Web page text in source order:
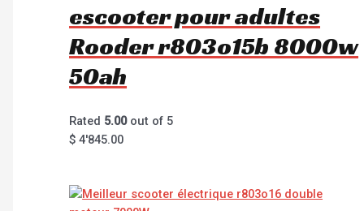
escooter pour adultes
Rooder r803o15b 8000w
50ah
Rated 5.00out of 5
$ 4'845.00